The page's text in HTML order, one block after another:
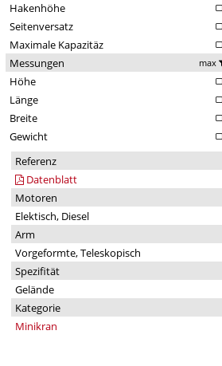
Hakenhöhe
Seitenversatz
Maximale Kapazitäz
Messungen
max
Höhe
Länge
Breite
Gewicht
Referenz
Datenblatt
Motoren
Elektisch, Diesel
Arm
Vorgeformte, Teleskopisch
Spezifität
Gelände
Kategorie
Minikran